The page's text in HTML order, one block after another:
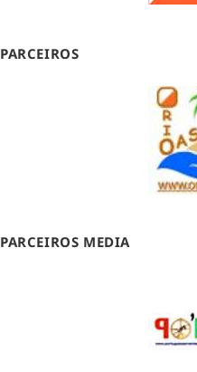
PARCEIROS
PARCEIROS MEDIA